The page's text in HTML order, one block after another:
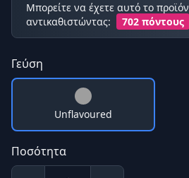
Μπορείτε να έχετε αυτό το προϊόν
αντικαθιστώντας:
702 πόντους
Γεύση
Unflavoured
Ποσότητα